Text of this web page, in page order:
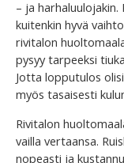
– ja harhaluulojakin.
kuitenkin hyvä
rivitalon
pysyy tarpeeksi
Jotta lopputulos
myös tasaisesti
Rivitalon
vailla vertaansa.
nopeasti ja